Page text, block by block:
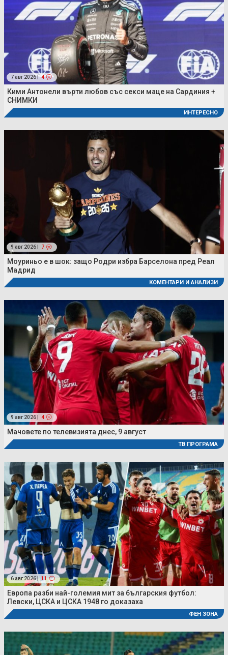
7 авг 2026 | 4
Кими Антонели върти любов със секси маце на Сардиния +
СНИМКИ
ИНТЕРЕСНО
9 авг 2026 | 7
Моуриньо е в шок: защо Родри избра Барселона пред Реал
Мадрид
КОМЕНТАРИ И АНАЛИЗИ
9 авг 2026 | 4
Мачовете по телевизията днес, 9 август
ТВ ПРОГРАМА
6 авг 2026 | 11
Европа разби най-големия мит за българския футбол:
Левски, ЦСКА и ЦСКА 1948 го доказаха
ФЕН ЗОНА